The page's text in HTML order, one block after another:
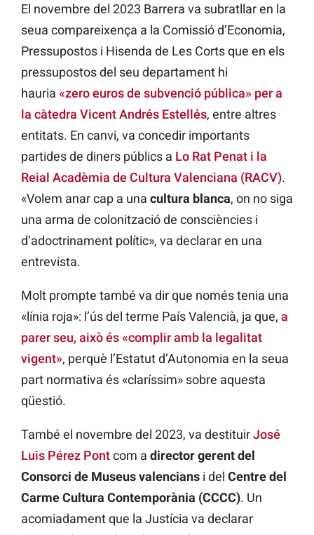
El novembre del 2023 Barrera va subratllar en la
seua compareixença a la Comissió d’Economia,
Pressupostos i Hisenda de Les Corts que en els
pressupostos del seu departament hi
hauria «zero euros de subvenció pública» per a
la càtedra Vicent Andrés Estellés, entre altres
entitats. En canvi, va concedir importants
partides de diners públics a Lo Rat Penat i la
Reial Acadèmia de Cultura Valenciana (RACV).
«Volem anar cap a una cultura blanca, on no siga
una arma de colonització de consciències i
d’adoctrinament polític», va declarar en una
entrevista.
Molt prompte també va dir que només tenia una
«línia roja»: l’ús del terme País Valencià, ja que, a
parer seu, això és «complir amb la legalitat
vigent», perquè l’Estatut d’Autonomia en la seua
part normativa és «claríssim» sobre aquesta
qüestió.
També el novembre del 2023, va destituirJosé
Luis Pérez Pontcom a director gerent del
Consorci de Museus valencians i del Centre del
Carme Cultura Contemporània (CCCC). Un
acomiadament que la Justícia va declarar